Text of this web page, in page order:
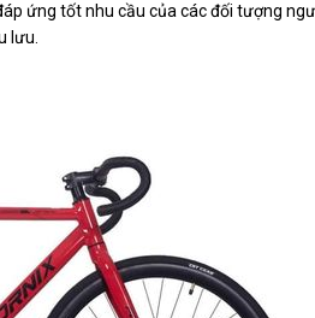
ứng tốt nhu cầu của các đối tượng
lưu.